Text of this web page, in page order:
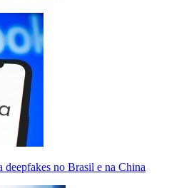
deepfakes no Brasil e na China